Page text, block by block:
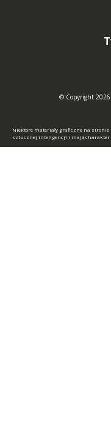
© Copyright 2026
Niektóre materiały graficzne na stronie
sztucznej inteligencji i mają charakter